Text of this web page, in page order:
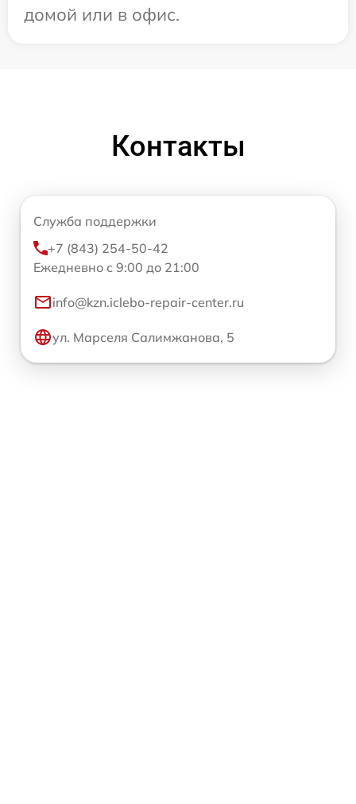
домой или в офис.
Контакты
Служба поддержки
+7 (843) 254-50-42
Ежедневно с 9:00 до 21:00
info@kzn.iclebo-repair-center.ru
ул. Марселя Салимжанова, 5